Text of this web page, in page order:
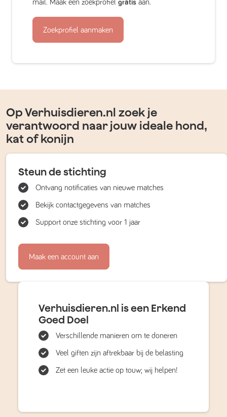
mail. Maak een zoekprofiel gratis aan.
Zoekprofiel aanmaken
Op Verhuisdieren.nl zoek je
verantwoord naar jouw ideale hond,
kat of konijn
Steun de stichting
Ontvang notificaties van nieuwe matches
Bekijk contactgegevens van matches
Support onze stichting voor 1 jaar
Maak een account aan
Verhuisdieren.nl is een Erkend
Goed Doel
Verschillende manieren om te doneren
Veel giften zijn aftrekbaar bij de belasting
Zet een leuke actie op touw; wij helpen!